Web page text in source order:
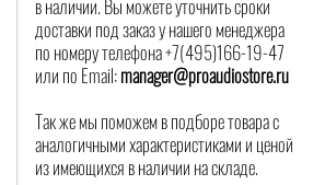
в наличии. Вы можете уточнить сроки
доставки под заказ у нашего менеджера
по номеру телефона +7(495)166-19-47
или по Email:manager@proaudiostore.ru
Так же мы поможем в подборе товара с
аналогичными характеристиками и ценой
из имеющихся в наличии на складе.